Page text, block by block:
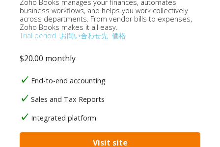
Zoho Books manages your finances, automates
business workflows, and helps you work collectively
across departments. From vendor bills to expenses,
Zoho Books makes it all easy.
Trial period お問い合わせ先 価格
$20.00 monthly
End-to-end accounting
Sales and Tax Reports
Integrated platform
Visit site